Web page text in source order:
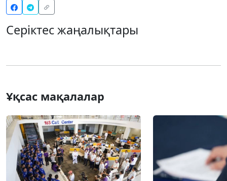
Серіктес жаңалықтары
Ұқсас мақалалар